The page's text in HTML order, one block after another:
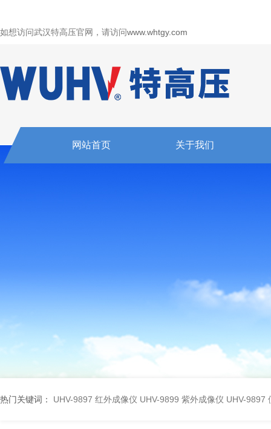
如想访问武汉特高压官网，请访问www.whtgy.com
网站首页 关于我们
热门关键词： UHV-9897 红外成像仪 UHV-9899 紫外成像仪 UHV-9897